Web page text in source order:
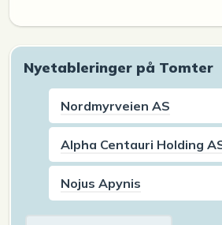
Nyetableringer på Tomter
Nordmyrveien AS
Alpha Centauri Holding
Nojus Apynis